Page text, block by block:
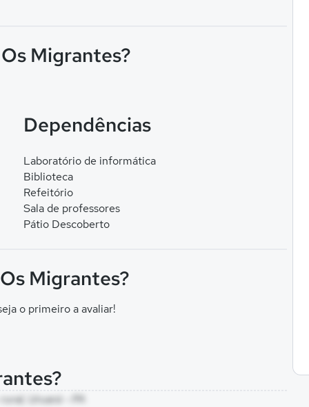
Migrantes?
Dependências
Laboratório de informática
Biblioteca
Refeitório
Sala de professores
Pátio Descoberto
Migrantes?
o primeiro a avaliar!
Uruará - PA